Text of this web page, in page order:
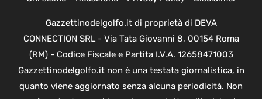
Gazzettinodelgolfo.it di proprietà di DEVA
CONNECTION SRL - Via Tata Giovanni 8, 00154 Roma
(RM) - Codice Fiscale e Partita I.V.A. 12658471003
Gazzettinodelgolfo.it non è una testata giornalistica, in
quanto viene aggiornato senza alcuna periodicità. Non